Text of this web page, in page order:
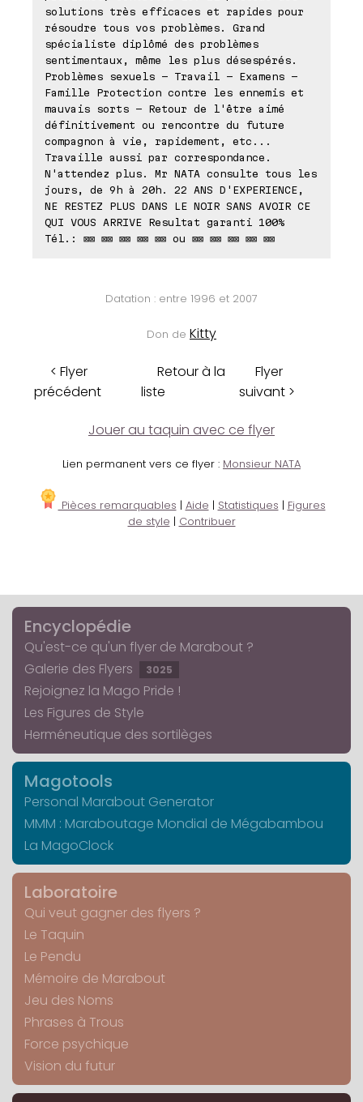
solutions très efficaces et rapides pour
résoudre tous vos problèmes. Grand
spécialiste diplômé des problèmes
sentimentaux, même les plus désespérés.
Problèmes sexuels - Travail - Examens -
Famille Protection contre les ennemis et
mauvais sorts - Retour de l'être aimé
définitivement ou rencontre du future
compagnon à vie, rapidement, etc...
Travaille aussi par correspondance.
N'attendez plus. Mr NATA consulte tous les
jours, de 9h à 20h. 22 ANS D'EXPERIENCE,
NE RESTEZ PLUS DANS LE NOIR SANS AVOIR CE
QUI VOUS ARRIVE Resultat garanti 100%
Tél.: ⊠⊠ ⊠⊠ ⊠⊠ ⊠⊠ ⊠⊠ ou ⊠⊠ ⊠⊠ ⊠⊠ ⊠⊠ ⊠⊠
Datation : entre 1996 et 2007
Don de Kitty
< Flyer
précédent
Retour à la
liste
Flyer
suivant >
Jouer au taquin avec ce flyer
Lien permanent vers ce flyer : Monsieur NATA
Pièces remarquables | Aide | Statistiques | Figures
de style | Contribuer
Encyclopédie
Qu'est-ce qu'un flyer de Marabout ?
Galerie des Flyers
3025
Rejoignez la Mago Pride !
Les Figures de Style
Herméneutique des sortilèges
Magotools
Personal Marabout Generator
MMM : Maraboutage Mondial de Mégabambou
La MagoClock
Laboratoire
Qui veut gagner des flyers ?
Le Taquin
Le Pendu
Mémoire de Marabout
Jeu des Noms
Phrases à Trous
Force psychique
Vision du futur